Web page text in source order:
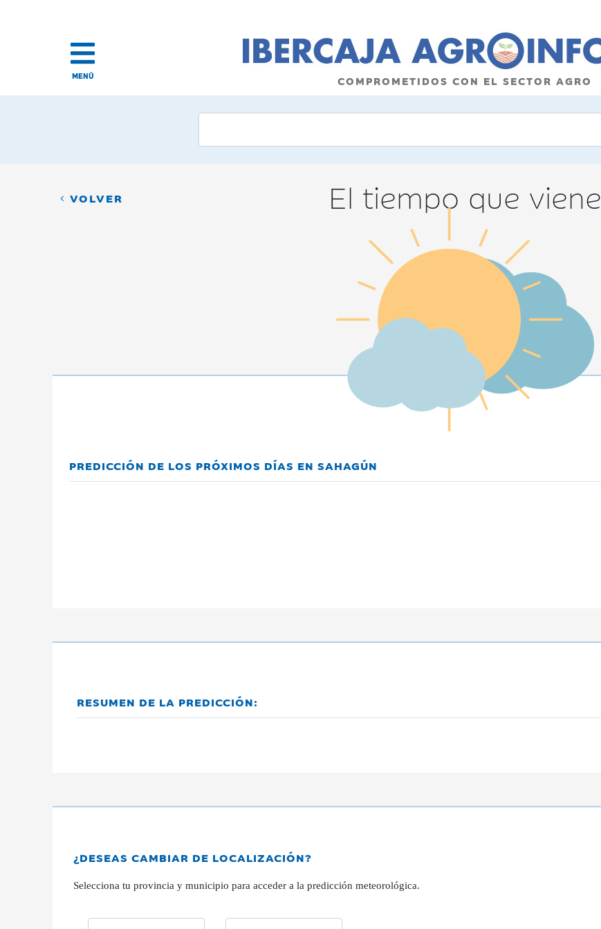
MENÚ COMPROMETIDOS CON EL SECTOR AGRO
VOLVER El tiempo que viene
PREDICCIÓN DE LOS PRÓXIMOS DÍAS EN SAHAGÚN
RESUMEN DE LA PREDICCIÓN:
¿DESEAS CAMBIAR DE LOCALIZACIÓN?
Selecciona tu provincia y municipio para acceder a la predicción meteorológica.